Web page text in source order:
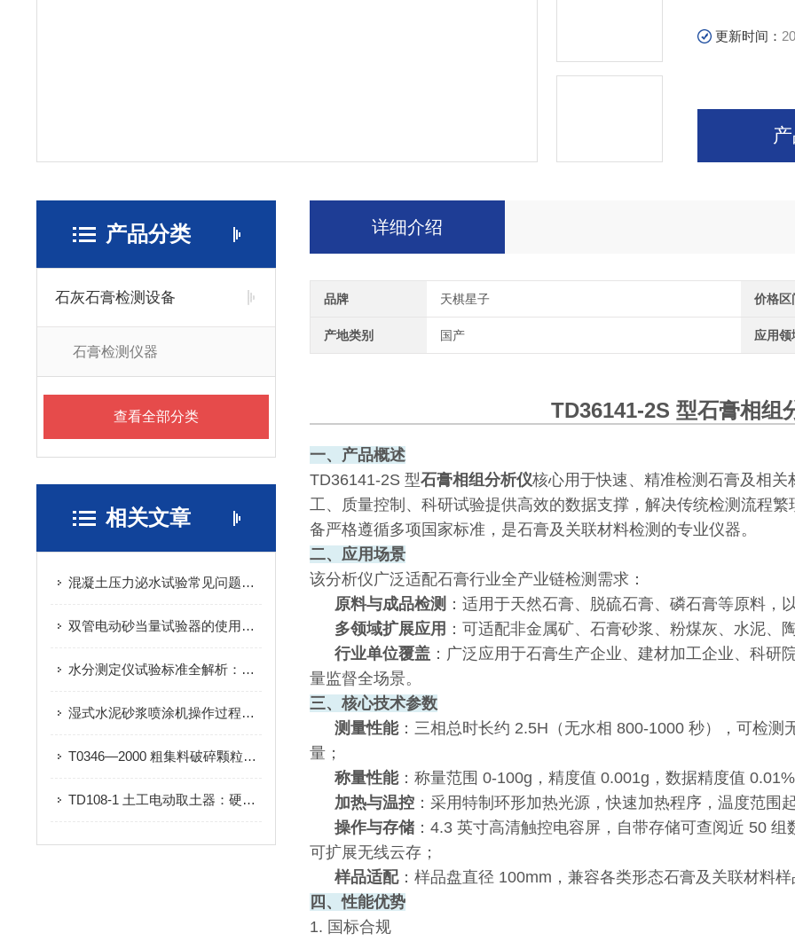
更新时间：
详细介绍
品牌 天棋星子 价格区
产地类别 国产 应用领
TD36141-2S 型石膏相组
一、产品概述
TD36141-2S 型石膏相组分析仪核心用于快速、精准检测石膏及相
工、质量控制、科研试验提供高效的数据支撑，解决传统检测流程
备严格遵循多项国家标准，是石膏及关联材料检测的专业仪器。
二、应用场景
该分析仪广泛适配石膏行业全产业链检测需求：
原料与成品检测 ：适用于天然石膏、脱硫石膏、磷石膏等原料
多领域扩展应用 ：可适配非金属矿、石膏砂浆、粉煤灰、水泥
行业单位覆盖 ：广泛应用于石膏生产企业、建材加工企业、科
量监督全场景。
三、核心技术参数
测量性能：三相总时长约 2.5H（无水相 800-1000 秒），可检
量；
称量性能：称量范围 0-100g，精度值 0.001g，数据精度值
加热与温控 ：采用特制环形加热光源，快速加热程序，温度范围
操作与存储 ：4.3 英寸高清触控电容屏，自带存储可查阅近 50
可扩展无线云存；
样品适配：样品盘直径 100mm，兼容各类形态石膏及关联材料
四、性能优势
1. 国标合规
产品分类
石灰石膏检测设备
石膏检测仪器
查看全部分类
相关文章
混凝土压力泌水试验常见问题解决方案
双管电动砂当量试验器的使用注意事项
水分测定仪试验标准全解析：涵盖多行业方法与规范
湿式水泥砂浆喷涂机操作过程中如果出现压力异常应该如何处理？
T0346—2000 粗集料破碎颗粒含量试验
TD108-1 土工电动取土器：硬塑土密度快速检测的实用工具